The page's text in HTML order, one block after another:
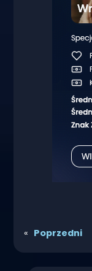
« Poprzedni